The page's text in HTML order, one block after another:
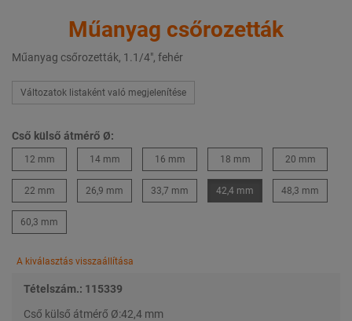
Műanyag csőrozetták
Műanyag csőrozetták, 1.1/4", fehér
Változatok listaként való megjelenítése
Cső külső átmérő Ø:
12 mm 14 mm 16 mm 18 mm 20 mm
22 mm 26,9 mm 33,7 mm 42,4 mm 48,3 mm
60,3 mm
A kiválasztás visszaállítása
Tételszám.: 115339
Cső külső átmérő Ø:42,4 mm